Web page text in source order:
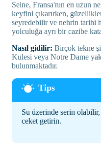
Seine, Fransa'nın en uzun
keyfini çıkarırken,
seyredebilir ve nehrin tarihi
yolculuğa ayrı bir cazibe
Nasıl gidilir: Birçok tekne
Kulesi veya Notre Dame
bulunmaktadır.
Su üzerinde serin
ceket getirin.